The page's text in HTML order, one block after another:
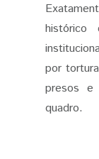
histórico
por
presos e
quadro.